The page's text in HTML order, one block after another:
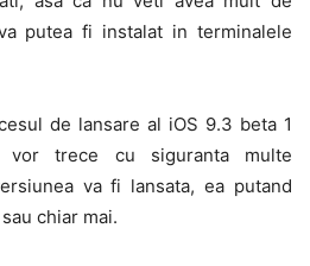
putea fi instalat in terminalele
de lansare al iOS 9.3 beta 1
trece cu siguranta multe
va fi lansata, ea putand
chiar mai.